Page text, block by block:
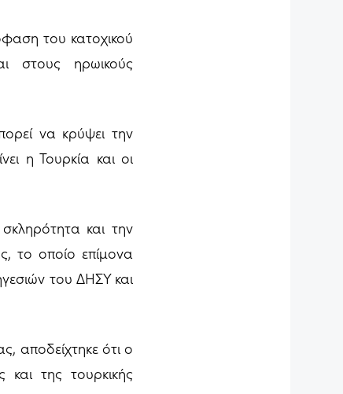
του κατοχικού
στους ηρωικούς
να κρύψει την
η Τουρκία και οι
και την
το οποίο επίμονα
του ΔΗΣΥ και
αποδείχτηκε ότι ο
της τουρκικής